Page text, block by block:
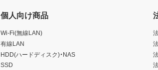
個人向け商品
Wi-Fi(無線LAN)
有線LAN
HDD(ハードディスク)・NAS
SSD